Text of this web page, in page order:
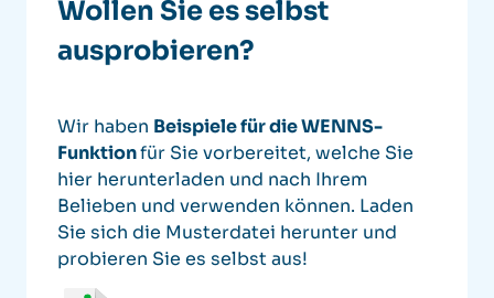
Wollen Sie es selbst
ausprobieren?
Wir haben Beispiele für die WENNS-
Funktionfür Sie vorbereitet, welche Sie
hier herunterladen und nach Ihrem
Belieben und verwenden können. Laden
Sie sich die Musterdatei herunter und
probieren Sie es selbst aus!